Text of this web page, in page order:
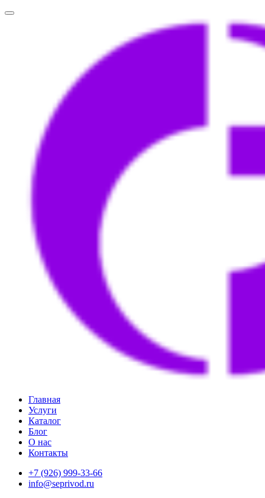
Главная
Услуги
Каталог
Блог
О нас
Контакты
+7 (926) 999-33-66
info@seprivod.ru